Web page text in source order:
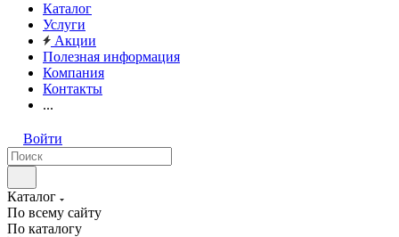
Каталог
Услуги
Акции
Полезная информация
Компания
Контакты
...
Войти
Каталог
По всему сайту
По каталогу